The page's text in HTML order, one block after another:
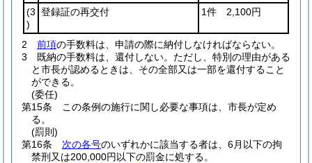
(3
)
登録証の再交付 1件 2,100円
2 前項の手数料は、申請の際に納付しなければならない。
3
既納の手数料は、還付しない。 ただし、特別の理由がある
と市長が認めるときは、その全部又は一部を還付すること
ができる。
(委任)
第15条
この条例の施行に関し必要な事項は、市長が定め
る。
(罰則)
第16条
次の各号のいずれかに該当する者は、6月以下の拘
禁刑又は200,000円以下の罰金に処する。